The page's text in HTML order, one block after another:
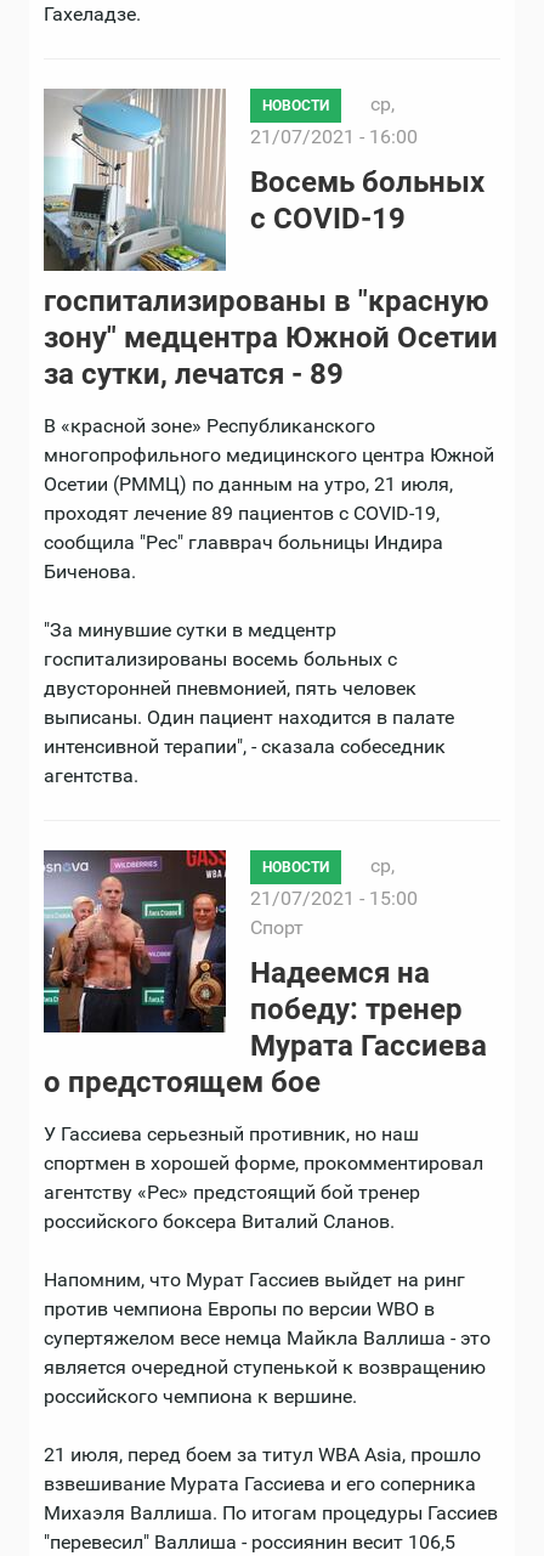
Гахеладзе.
НОВОСТИ
ср,
21/07/2021 - 16:00
Восемь больных
с COVID-19
госпитализированы в "красную
зону" медцентра Южной Осетии
за сутки, лечатся - 89
В «красной зоне» Республиканского
многопрофильного медицинского центра Южной
Осетии (РММЦ) по данным на утро, 21 июля,
проходят лечение 89 пациентов с COVID-19,
сообщила "Рес" главврач больницы Индира
Биченова.
"За минувшие сутки в медцентр
госпитализированы восемь больных с
двусторонней пневмонией, пять человек
выписаны. Один пациент находится в палате
интенсивной терапии", - сказала собеседник
агентства.
НОВОСТИ
ср,
21/07/2021 - 15:00
Спорт
Надеемся на
победу: тренер
Мурата Гассиева
о предстоящем бое
У Гассиева серьезный противник, но наш
спортмен в хорошей форме, прокомментировал
агентству «Рес» предстоящий бой тренер
российского боксера Виталий Сланов.
Напомним, что Мурат Гассиев выйдет на ринг
против чемпиона Европы по версии WBO в
супертяжелом весе немца Майкла Валлиша - это
является очередной ступенькой к возвращению
российского чемпиона к вершине.
21 июля, перед боем за титул WBA Asia, прошло
взвешивание Мурата Гассиева и его соперника
Михаэля Валлиша. По итогам процедуры Гассиев
"перевесил" Валлиша - россиянин весит 106,5